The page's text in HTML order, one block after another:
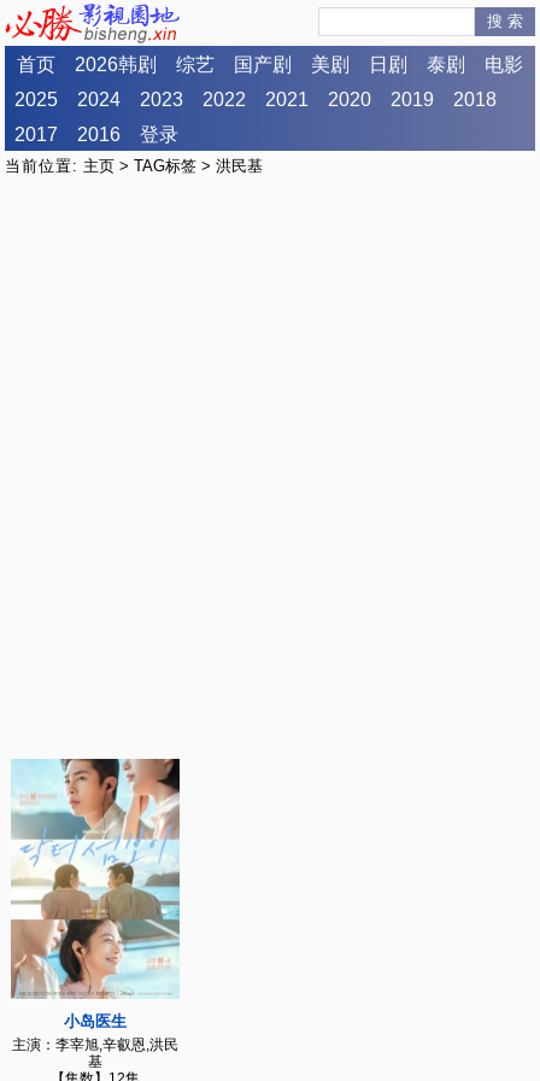
搜 索
首页 2026韩剧 综艺 国产剧 美剧 日剧 泰剧
电影
2025
2024 2023 2022 2021 2020 2019
2018
2017
2016 登录
当前位置: 主页 >TAG标签 > 洪民基
小岛医生
主演：李宰旭,辛叡恩,洪民
基